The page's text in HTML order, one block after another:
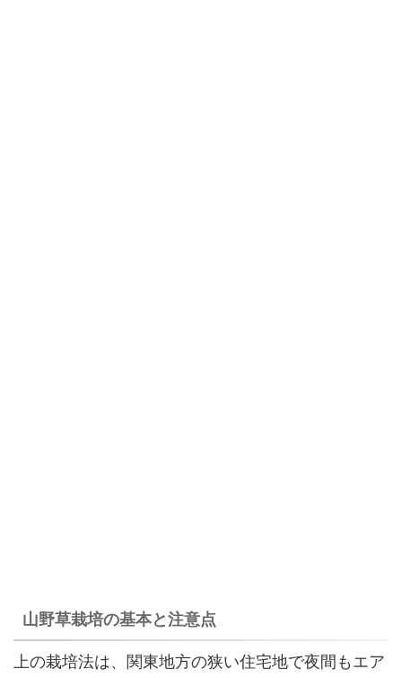
山野草栽培の基本と注意点
上の栽培法は、関東地方の狭い住宅地で夜間もエア